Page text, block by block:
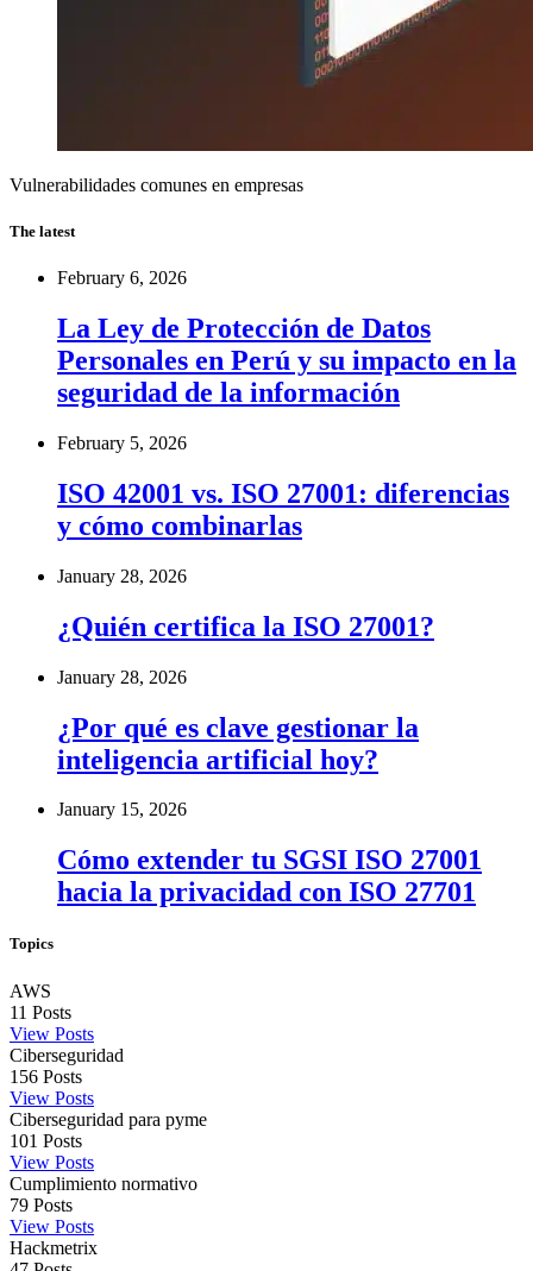
Vulnerabilidades comunes en empresas
The latest
February 6, 2026
La Ley de Protección de Datos
Personales en Perú y su impacto en la
seguridad de la información
February 5, 2026
ISO 42001 vs. ISO 27001: diferencias
y cómo combinarlas
January 28, 2026
¿Quién certifica la ISO 27001?
January 28, 2026
¿Por qué es clave gestionar la
inteligencia artificial hoy?
January 15, 2026
Cómo extender tu SGSI ISO 27001
hacia la privacidad con ISO 27701
Topics
AWS
11 Posts
View Posts
Ciberseguridad
156 Posts
View Posts
Ciberseguridad para pyme
101 Posts
View Posts
Cumplimiento normativo
79 Posts
View Posts
Hackmetrix